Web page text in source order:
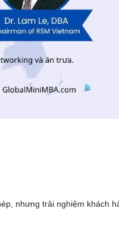
nhưng trải nghiệm khách